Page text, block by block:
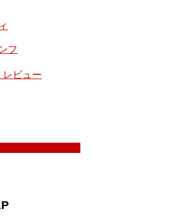
フ
レビュー